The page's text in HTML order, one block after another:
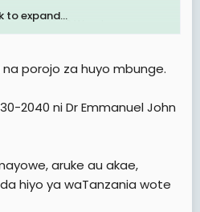
nini lakini? Wee haya,
mnachokitafuta,
nyuma ya yeyote huyo
ni wa Tanzania, inakuhusu
kuwasemea
usituletee wendawazimu
kuwa raisi wa
to expand...
porojo za huyo mbunge.
2040 ni Dr Emmanuel John
aruke au akae,
hiyo ya waTanzania wote